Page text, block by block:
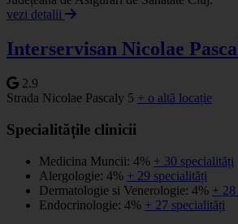
vezi detalii
Interservisan Nicolae
2.9
Strada Nicolae Pascaly 5 + o altă locație
Specialitățile clinicii
Medicina Muncii: 4% + 30 specialități
Alergologie: 4% + 29 specialități
Dermatologie si Venerologie: 4% + 28
Endocrinologie: 4% + 27 specialități